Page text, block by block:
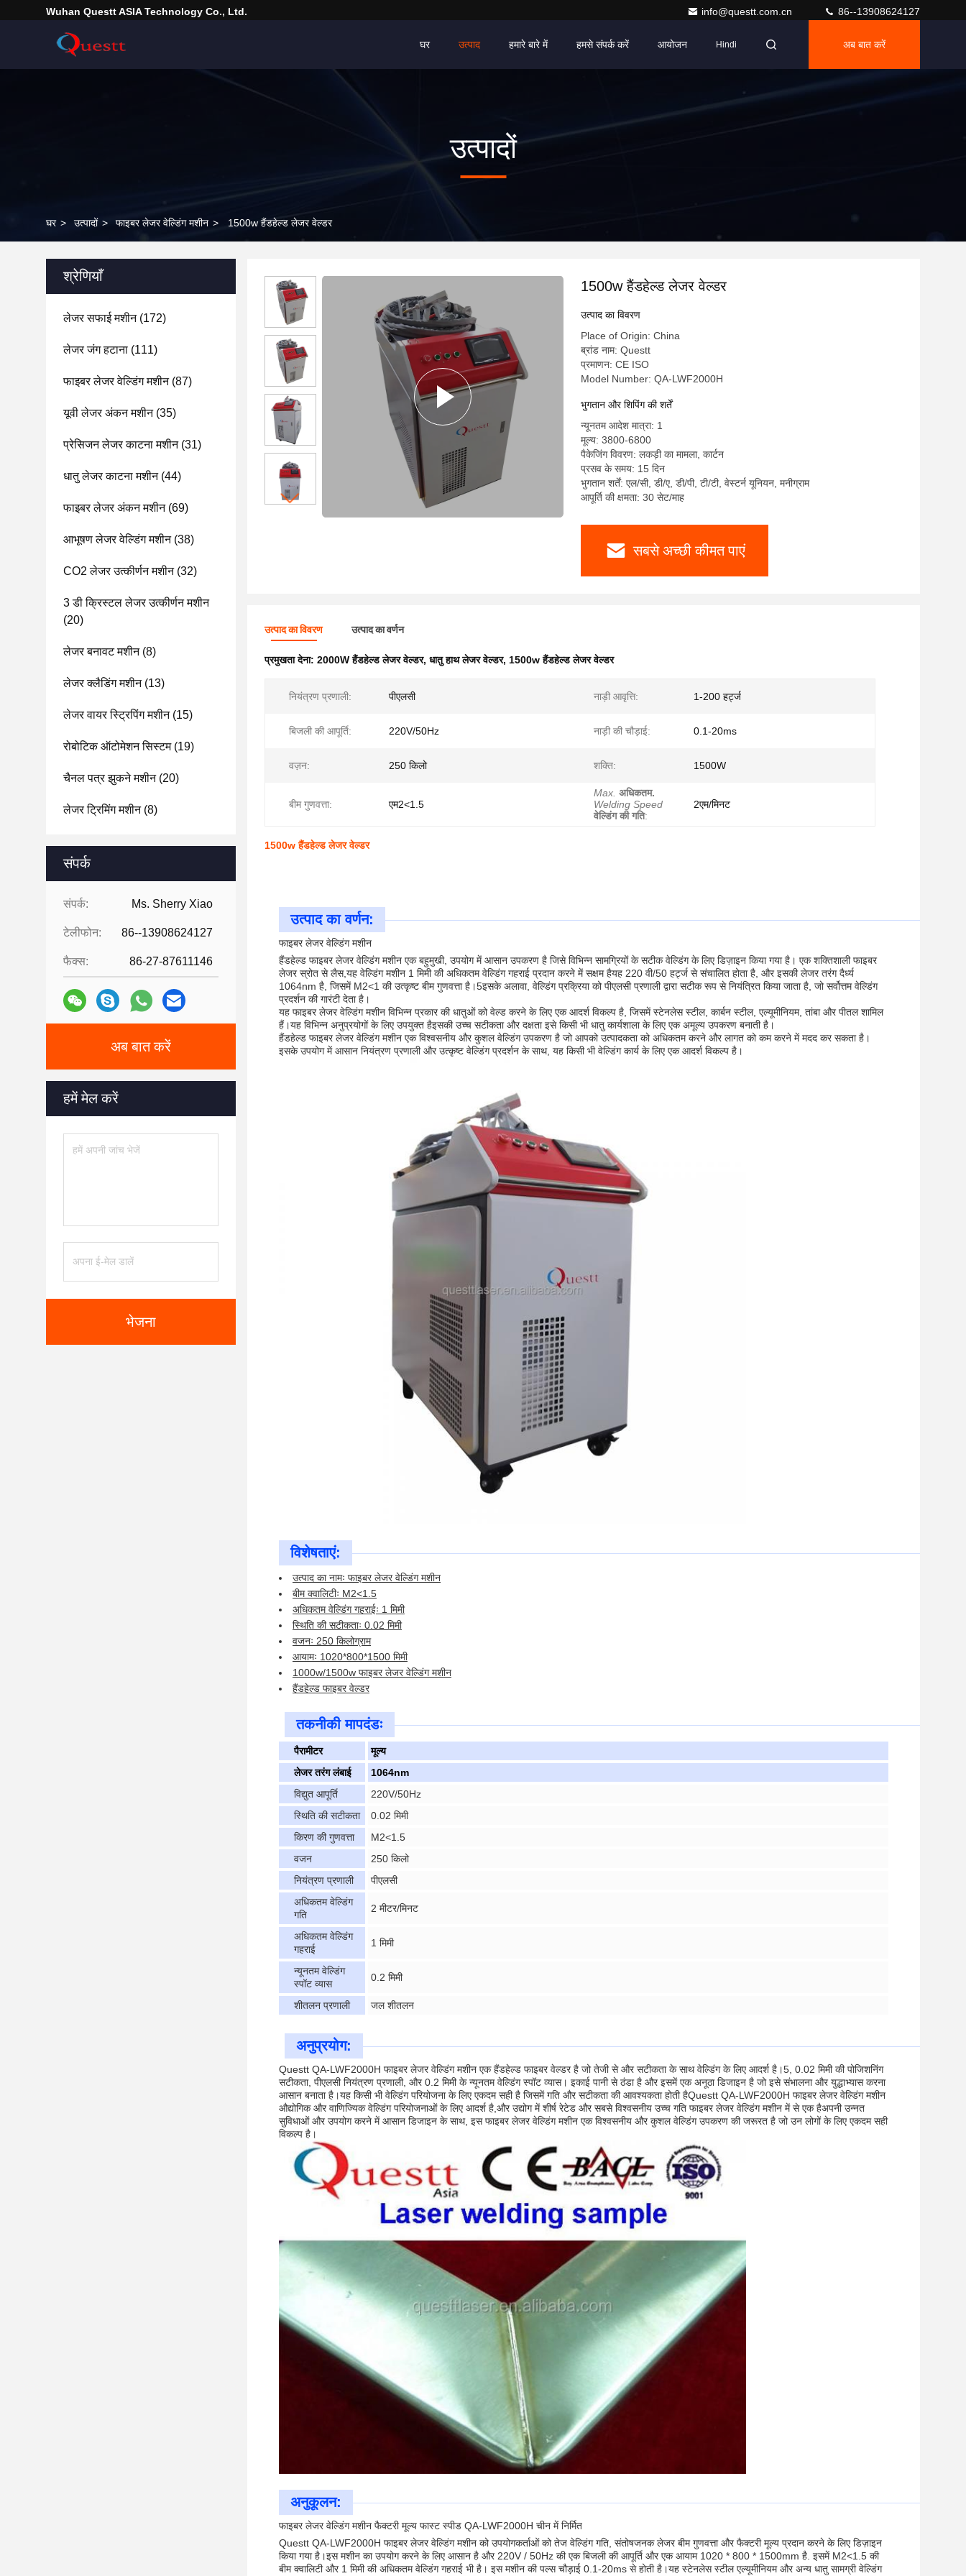
Wuhan Questt ASIA Technology Co., Ltd. info@questt.com.cn 86--13908624127
घर उत्पाद हमारे बारे में हमसे संपर्क करें आयोजन Hindi अब बात करें
उत्पादों
घर > उत्पादों > फाइबर लेजर वेल्डिंग मशीन > 1500w हैंडहेल्ड लेजर वेल्डर
श्रेणियाँ
लेजर सफाई मशीन(172)
लेजर जंग हटाना (111)
फाइबर लेजर वेल्डिंग मशीन(87)
यूवी लेजर अंकन मशीन(35)
प्रेसिजन लेजर काटना मशीन(31)
धातु लेजर काटना मशीन(44)
फाइबर लेजर अंकन मशीन(69)
आभूषण लेजर वेल्डिंग मशीन(38)
CO2 लेजर उत्कीर्णन मशीन(32)
3 डी क्रिस्टल लेजर उत्कीर्णन मशीन
(20)
लेजर बनावट मशीन(8)
लेजर क्लैडिंग मशीन(13)
लेजर वायर स्ट्रिपिंग मशीन(15)
रोबोटिक ऑटोमेशन सिस्टम(19)
चैनल पत्र झुकने मशीन(20)
लेजर ट्रिमिंग मशीन(8)
संपर्क
संपर्क: Ms. Sherry Xiao
टेलीफोन: 86--13908624127
फैक्स: 86-27-87611146
अब बात करें
हमें मेल करें
भेजना
1500w हैंडहेल्ड लेजर वेल्डर
उत्पाद का विवरण
Place of Origin: China
ब्रांड नाम: Questt
प्रमाणन: CE ISO
Model Number: QA-LWF2000H
भुगतान और शिपिंग की शर्तें
न्यूनतम आदेश मात्रा: 1
मूल्य: 3800-6800
पैकेजिंग विवरण: लकड़ी का मामला, कार्टन
प्रसव के समय: 15 दिन
भुगतान शर्तें: एल/सी, डी/ए, डी/पी, टी/टी, वेस्टर्न यूनियन, मनीग्राम
आपूर्ति की क्षमता: 30 सेट/माह
सबसे अच्छी कीमत पाएं
उत्पाद का विवरण उत्पाद का वर्णन
प्रमुखता देना: 2000W हैंडहेल्ड लेजर वेल्डर, धातु हाथ लेजर वेल्डर, 1500w हैंडहेल्ड लेजर वेल्डर
नियंत्रण प्रणाली: पीएलसी नाड़ी आवृत्ति: 1-200 हर्ट्ज
बिजली की आपूर्ति: 220V/50Hz नाड़ी की चौड़ाई: 0.1-20ms
वज़न: 250 किलो शक्ति: 1500W
बीम गुणवत्ता: एम2<1.5
Max. अधिकतम.
Welding Speed
वेल्डिंग की गति:
2एम/मिनट
1500w हैंडहेल्ड लेजर वेल्डर
उत्पाद का वर्णन:
फाइबर लेजर वेल्डिंग मशीन
हैंडहेल्ड फाइबर लेजर वेल्डिंग मशीन एक बहुमुखी, उपयोग में आसान उपकरण है जिसे विभिन्न सामग्रियों के सटीक वेल्डिंग के लिए डिज़ाइन किया गया है। एक शक्तिशाली फाइबर
लेजर स्रोत से लैस,यह वेल्डिंग मशीन 1 मिमी की अधिकतम वेल्डिंग गहराई प्रदान करने में सक्षम हैयह 220 वी/50 हर्ट्ज से संचालित होता है, और इसकी लेजर तरंग दैर्ध्य
1064nm है, जिसमें M2<1 की उत्कृष्ट बीम गुणवत्ता है।5इसके अलावा, वेल्डिंग प्रक्रिया को पीएलसी प्रणाली द्वारा सटीक रूप से नियंत्रित किया जाता है, जो सर्वोत्तम वेल्डिंग
प्रदर्शन की गारंटी देता है।
यह फाइबर लेजर वेल्डिंग मशीन विभिन्न प्रकार की धातुओं को वेल्ड करने के लिए एक आदर्श विकल्प है, जिसमें स्टेनलेस स्टील, कार्बन स्टील, एल्यूमीनियम, तांबा और पीतल शामिल
हैं।यह विभिन्न अनुप्रयोगों के लिए उपयुक्त हैइसकी उच्च सटीकता और दक्षता इसे किसी भी धातु कार्यशाला के लिए एक अमूल्य उपकरण बनाती है।
हैंडहेल्ड फाइबर लेजर वेल्डिंग मशीन एक विश्वसनीय और कुशल वेल्डिंग उपकरण है जो आपको उत्पादकता को अधिकतम करने और लागत को कम करने में मदद कर सकता है।
इसके उपयोग में आसान नियंत्रण प्रणाली और उत्कृष्ट वेल्डिंग प्रदर्शन के साथ, यह किसी भी वेल्डिंग कार्य के लिए एक आदर्श विकल्प है।
विशेषताएं:
उत्पाद का नामः फाइबर लेजर वेल्डिंग मशीन
बीम क्वालिटीः M2<1.5
अधिकतम वेल्डिंग गहराईः 1 मिमी
स्थिति की सटीकताः 0.02 मिमी
वजनः 250 किलोग्राम
आयामः 1020*800*1500 मिमी
1000w/1500w फाइबर लेजर वेल्डिंग मशीन
हैंडहेल्ड फाइबर वेल्डर
तकनीकी मापदंडः
पैरामीटर
मूल्य
लेजर तरंग लंबाई
1064nm
विद्युत आपूर्ति
220V/50Hz
स्थिति की सटीकता
0.02 मिमी
किरण की गुणवत्ता
M2<1.5
वजन
250 किलो
नियंत्रण प्रणाली
पीएलसी
अधिकतम वेल्डिंग
गति
2 मीटर/मिनट
अधिकतम वेल्डिंग
गहराई
1 मिमी
न्यूनतम वेल्डिंग
स्पॉट व्यास
0.2 मिमी
शीतलन प्रणाली जल शीतलन
अनुप्रयोग:
Questt QA-LWF2000H फाइबर लेजर वेल्डिंग मशीन एक हैंडहेल्ड फाइबर वेल्डर है जो तेजी से और सटीकता के साथ वेल्डिंग के लिए आदर्श है।5, 0.02 मिमी की पोजिशनिंग
सटीकता, पीएलसी नियंत्रण प्रणाली, और 0.2 मिमी के न्यूनतम वेल्डिंग स्पॉट व्यास। इकाई पानी से ठंडा है और इसमें एक अनूठा डिजाइन है जो इसे संभालना और युद्धाभ्यास करना
आसान बनाता है।यह किसी भी वेल्डिंग परियोजना के लिए एकदम सही है जिसमें गति और सटीकता की आवश्यकता होती हैQuestt QA-LWF2000H फाइबर लेजर वेल्डिंग मशीन
औद्योगिक और वाणिज्यिक वेल्डिंग परियोजनाओं के लिए आदर्श है,और उद्योग में शीर्ष रेटेड और सबसे विश्वसनीय उच्च गति फाइबर लेजर वेल्डिंग मशीन में से एक हैअपनी उन्नत
सुविधाओं और उपयोग करने में आसान डिजाइन के साथ, इस फाइबर लेजर वेल्डिंग मशीन एक विश्वसनीय और कुशल वेल्डिंग उपकरण की जरूरत है जो उन लोगों के लिए एकदम सही
विकल्प है।
अनुकूलन:
फाइबर लेजर वेल्डिंग मशीन फैक्टरी मूल्य फास्ट स्पीड QA-LWF2000H चीन में निर्मित
Questt QA-LWF2000H फाइबर लेजर वेल्डिंग मशीन को उपयोगकर्ताओं को तेज वेल्डिंग गति, संतोषजनक लेजर बीम गुणवत्ता और फैक्टरी मूल्य प्रदान करने के लिए डिज़ाइन
किया गया है।इस मशीन का उपयोग करने के लिए आसान है और 220V / 50Hz की एक बिजली की आपूर्ति और एक आयाम 1020 * 800 * 1500mm है. इसमें M2<1.5 की
बीम क्वालिटी और 1 मिमी की अधिकतम वेल्डिंग गहराई भी है। इस मशीन की पल्स चौड़ाई 0.1-20ms से होती है।यह स्टेनलेस स्टील एल्यूमीनियम और अन्य धातु सामग्री वेल्डिंग